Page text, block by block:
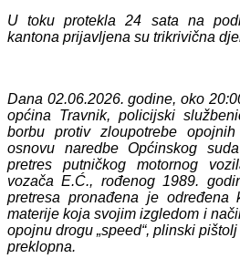
U toku protekla 24 sata na
kantona prijavljena su trikrivična
Dana 02.06.2026. godine, oko
općina Travnik, policijski
borbu protiv zloupotrebe
osnovu naredbe Općinskog
pretres putničkog motornog
vozačaE.Ć., rođenog 1989.
pretresa pronađena je određena
materije koja svojim izgledom i
opojnu drogu „speed“, plinski
preklopna.